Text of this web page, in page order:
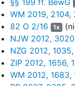
Aufgrund der
12.12.2018 (Anlage
erzielenden
Republik Korea,
Gesellschaft zum
Mio. und damit ein
Barabfindung von €
WM 2019, 2104,
82 O 2/16
1x
NJW 2012,
NZG 2012,
ZIP 2012, 1656,
WM 2012, 1683,